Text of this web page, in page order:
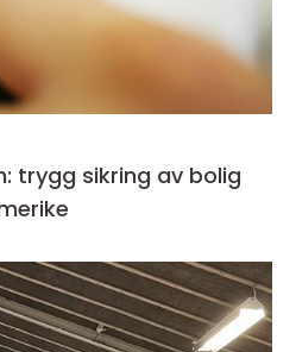
trygg sikring av bolig